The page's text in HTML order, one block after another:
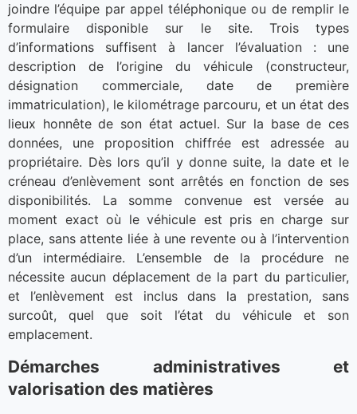
joindre l’équipe par appel téléphonique ou de remplir le
formulaire disponible sur le site. Trois types
d’informations suffisent à lancer l’évaluation : une
description de l’origine du véhicule (constructeur,
désignation commerciale, date de première
immatriculation), le kilométrage parcouru, et un état des
lieux honnête de son état actuel. Sur la base de ces
données, une proposition chiffrée est adressée au
propriétaire. Dès lors qu’il y donne suite, la date et le
créneau d’enlèvement sont arrêtés en fonction de ses
disponibilités. La somme convenue est versée au
moment exact où le véhicule est pris en charge sur
place, sans attente liée à une revente ou à l’intervention
d’un intermédiaire. L’ensemble de la procédure ne
nécessite aucun déplacement de la part du particulier,
et l’enlèvement est inclus dans la prestation, sans
surcoût, quel que soit l’état du véhicule et son
emplacement.
Démarches administratives et
valorisation des matières